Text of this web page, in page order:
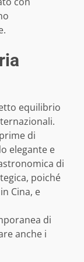
equilibrio
di
elegante e
di
poiché
Cina, e
di
anche i